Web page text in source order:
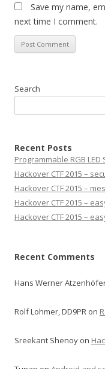
Save my name,
next time I comment.
Search
Recent Posts
Programmable RGB
Hackover CTF 2015 –
Hackover CTF 2015 –
Hackover CTF 2015 –
Hackover CTF 2015 –
Recent Comments
Hans Werner
Rolf Lohmer, DD9PR on
Sreekant Shenoy on